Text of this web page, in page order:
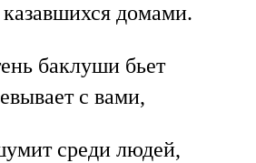
домами.
баклуши бьет
с вами,
среди людей,